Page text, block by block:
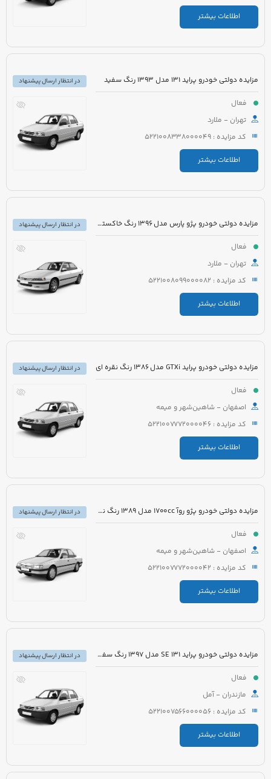
اطلاعات بیشتر
مزایده دولتی خودرو پراید 131 مدل 1393 رنگ سفید
فعال
تهران - ملارد
کد مزایده : 5221008338000049
اطلاعات بیشتر
در انتظار ارسال پیشنهاد
مزایده دولتی خودرو پژو پارس مدل 1396 رنگ خاکستری متالیک
فعال
تهران - ملارد
کد مزایده : 5221008099000082
اطلاعات بیشتر
در انتظار ارسال پیشنهاد
مزایده دولتی خودرو پراید GTXi مدل 1386 رنگ نقره ای
فعال
اصفهان - شاهین‌شهر و میمه
کد مزایده : 5221007772000046
اطلاعات بیشتر
در انتظار ارسال پیشنهاد
مزایده دولتی خودرو پژو روآ 1700cc مدل 1389 رنگ نقره ای متالیک
فعال
اصفهان - شاهین‌شهر و میمه
کد مزایده : 5221007772000042
اطلاعات بیشتر
در انتظار ارسال پیشنهاد
مزایده دولتی خودرو پراید 131 SE مدل 1397 رنگ سفید
فعال
مازندران - آمل
کد مزایده : 5221007566000056
اطلاعات بیشتر
در انتظار ارسال پیشنهاد